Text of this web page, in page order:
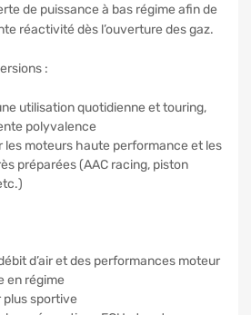
de puissance à bas régime afin de
réactivité dès l’ouverture des gaz.
:
utilisation quotidienne et touring,
polyvalence
les moteurs haute performance et les
préparées (AAC racing, piston
d’air et des performances moteur
en régime
plus sportive